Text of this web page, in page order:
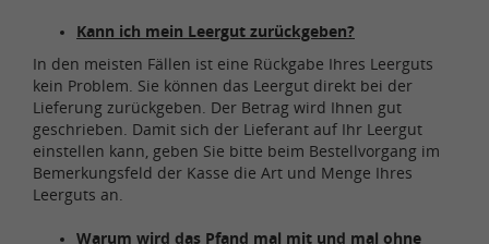
Kann ich mein Leergut zurückgeben?
In den meisten Fällen ist eine Rückgabe Ihres Leerguts
kein Problem. Sie können das Leergut direkt bei der
Lieferung zurückgeben. Der Betrag wird Ihnen gut
geschrieben. Damit sich der Lieferant auf Ihr Leergut
einstellen kann, geben Sie bitte beim Bestellvorgang im
Bemerkungsfeld der Kasse die Art und Menge Ihres
Leerguts an.
Warum wird das Pfand mal mit und mal ohne